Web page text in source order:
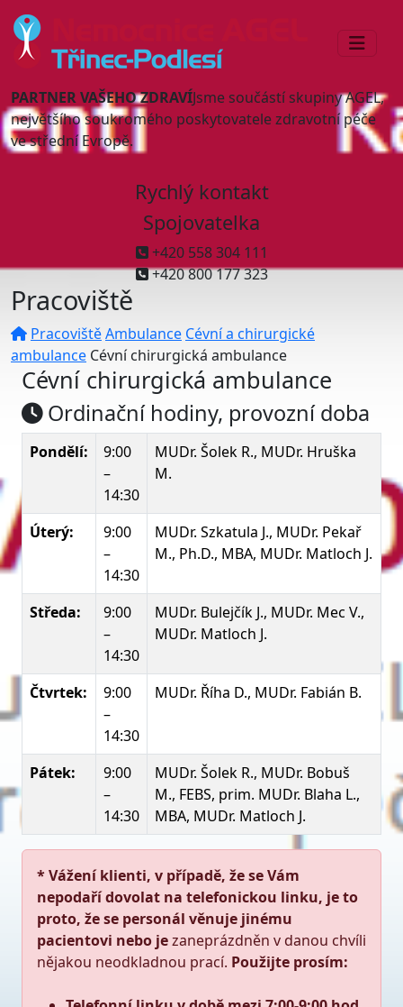
PARTNER VAŠEHO ZDRAVÍJsme součástí skupiny AGEL,
největšího soukromého poskytovatele zdravotní péče
ve střední Evropě.
Rychlý kontakt
Spojovatelka
+420 558 304 111
+420 800 177 323
Pracoviště
PracovištěAmbulance Cévní a chirurgické
ambulance Cévní chirurgická ambulance
Cévní chirurgická ambulance
Ordinační hodiny, provozní doba
Pondělí:
9:00
–
14:30
MUDr. Šolek R., MUDr. Hruška
M.
Úterý:
9:00
–
14:30
MUDr. Szkatula J., MUDr. Pekař
M., Ph.D., MBA, MUDr. Matloch J.
Středa:
9:00
–
14:30
MUDr. Bulejčík J., MUDr. Mec V.,
MUDr. Matloch J.
Čtvrtek:
9:00
–
14:30
MUDr. Říha D., MUDr. Fabián B.
Pátek:
9:00
–
14:30
MUDr. Šolek R., MUDr. Bobuš
M., FEBS, prim. MUDr. Blaha L.,
MBA, MUDr. Matloch J.
*Vážení klienti, v případě, že se Vám
nepodaří dovolat na telefonickou linku, je to
proto, že se personál věnuje jinému
pacientovi nebo jezaneprázdněn v danou chvíli
nějakou neodkladnou prací. Použijte prosím: